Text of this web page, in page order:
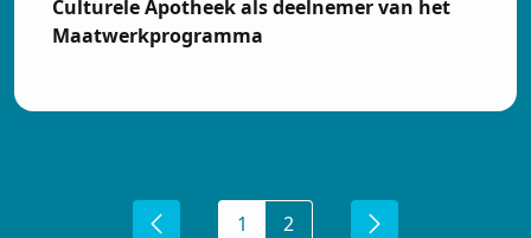
Culturele Apotheek als deelnemer van het
Maatwerkprogramma
1 2